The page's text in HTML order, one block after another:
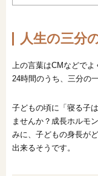
人生の三分
上の言葉はCMなどで
24時間のうち、三分の
子どもの頃に「寝る子
ませんか？成長ホルモ
みに、子どもの身長が
出来るそうです。